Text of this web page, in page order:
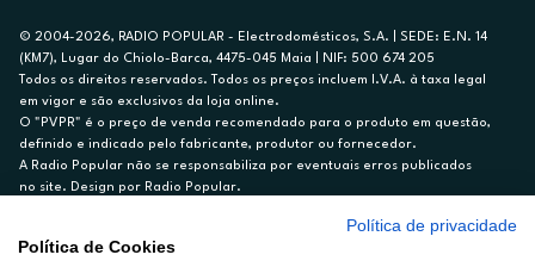
© 2004-2026, RADIO POPULAR - Electrodomésticos, S.A. | SEDE: E.N. 14
(KM7), Lugar do Chiolo-Barca, 4475-045 Maia | NIF: 500 674 205
Todos os direitos reservados. Todos os preços incluem I.V.A. à taxa legal
em vigor e são exclusivos da loja online.
O "PVPR" é o preço de venda recomendado para o produto em questão,
definido e indicado pelo fabricante, produtor ou fornecedor.
A Radio Popular não se responsabiliza por eventuais erros publicados
no site. Design por Radio Popular.
Ex. para limite de crédito de €1.500, reembolsado em 12 meses, TAN
Política de privacidade
Política de Cookies